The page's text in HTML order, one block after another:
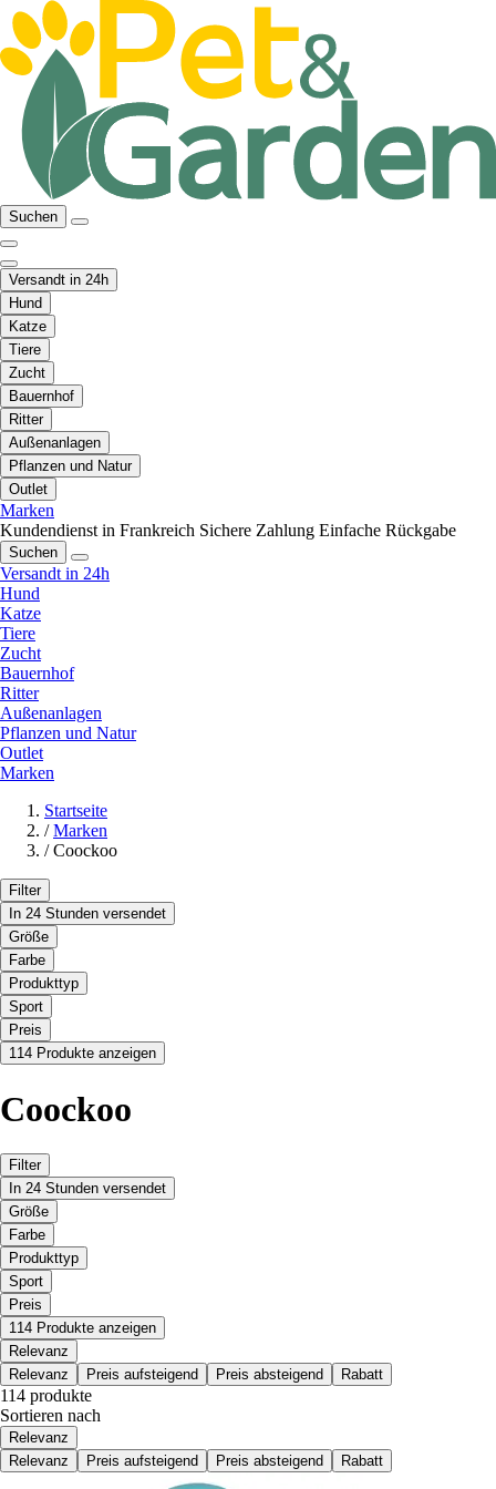
Suchen
Versandt in 24h
Hund
Katze
Tiere
Zucht
Bauernhof
Ritter
Außenanlagen
Pflanzen und Natur
Outlet
Marken
Kundendienst in Frankreich Sichere Zahlung Einfache Rückgabe
Suchen
Versandt in 24h
Hund
Katze
Tiere
Zucht
Bauernhof
Ritter
Außenanlagen
Pflanzen und Natur
Outlet
Marken
Startseite
/ Marken
/ Coockoo
Filter
In 24 Stunden versendet
Größe
Farbe
Produkttyp
Sport
Preis
114 Produkte anzeigen
Coockoo
Filter
In 24 Stunden versendet
Größe
Farbe
Produkttyp
Sport
Preis
114 Produkte anzeigen
Relevanz
Relevanz
Preis aufsteigend Preis absteigend Rabatt
114 produkte
Sortieren nach
Relevanz
Relevanz
Preis aufsteigend Preis absteigend Rabatt